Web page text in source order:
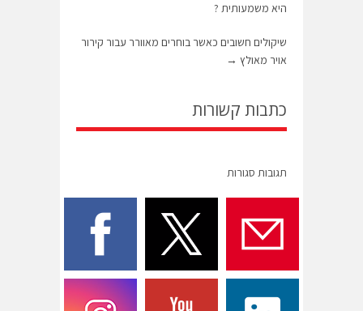
היא משמעותית ?
שיקולים חשובים כאשר בוחרים מאוורר עבור קירור
אויר מאולץ →
כתבות קשורות
תגובות סגורות